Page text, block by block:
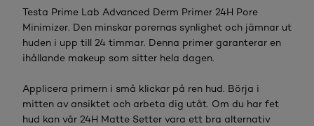
Testa Prime Lab Advanced Derm Primer 24H Pore
Minimizer. Den minskar porernas synlighet och jämnar ut
huden i upp till 24 timmar. Denna primer garanterar en
ihållande makeup som sitter hela dagen.
Applicera primern i små klickar på ren hud. Börja i
mitten av ansiktet och arbeta dig utåt. Om du har fet
hud kan vår 24H Matte Setter vara ett bra alternativ